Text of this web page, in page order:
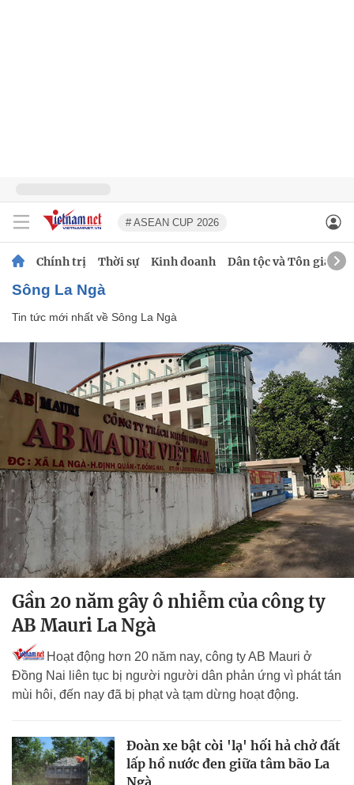
# ASEAN CUP 2026
Chính trị Thời sự Kinh doanh Dân tộc và Tôn giáo
Sông La Ngà
Tin tức mới nhất về Sông La Ngà
Gần 20 năm gây ô nhiễm của công ty
AB Mauri La Ngà
Hoạt động hơn 20 năm nay, công ty AB Mauri ở
Đồng Nai liên tục bị người người dân phản ứng vì phát tán
mùi hôi, đến nay đã bị phạt và tạm dừng hoạt động.
Đoàn xe bật còi 'lạ' hối hả chở đất
lấp hồ nước đen giữa tâm bão La
Ngà